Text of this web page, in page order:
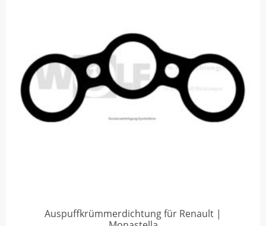
Auspuffkrümmerdichtung für Renault |